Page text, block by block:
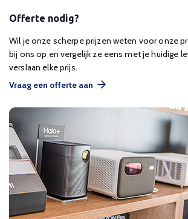
Offerte nodig?
Wil je onze scherpe prijzen weten voor onze
bij ons op en vergelijk ze eens met je huidige
verslaan elke prijs.
Vraag een offerte aan